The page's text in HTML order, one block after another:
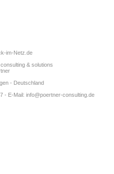
im-Netz.de
& solutions
- Deutschland
- E-Mail: info@poertner-consulting.de